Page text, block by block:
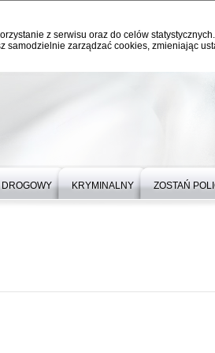
z serwisu oraz do celów
samodzielnie zarządzać cookies, zmieniając
KRYMINALNY ZOSTAŃ